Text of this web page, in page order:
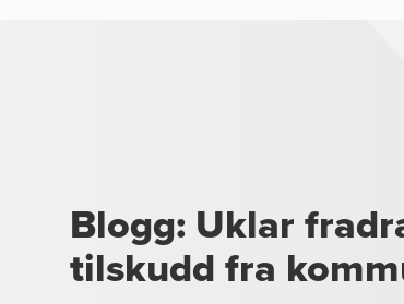
Blogg: Uklar
tilskudd fra